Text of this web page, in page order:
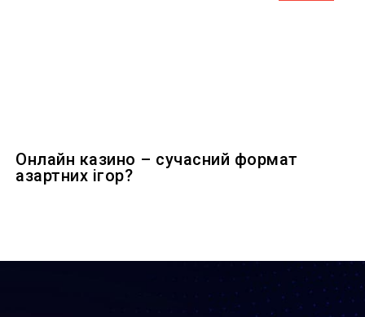
Онлайн казино – сучасний формат
азартних ігор?